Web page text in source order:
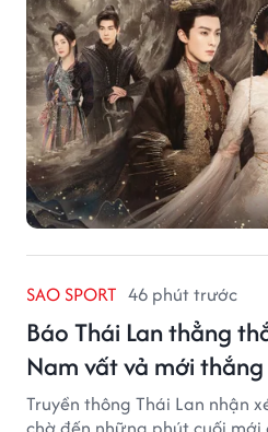
SAO SPORT 46 phút trước
Báo Thái Lan thẳng
Nam vất vả mới
Truyền thông Thái Lan nhận